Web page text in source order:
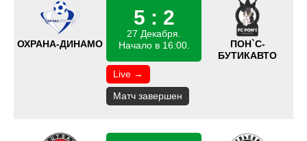
ОХРАНА-ДИНАМО
5 : 2
27 Декабря.
Начало в 16:00.
Live →
Матч завершен
ПОН`C-
БУТИКАВТО